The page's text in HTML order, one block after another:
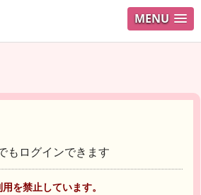
MENU
もログインできます
を禁止しています。